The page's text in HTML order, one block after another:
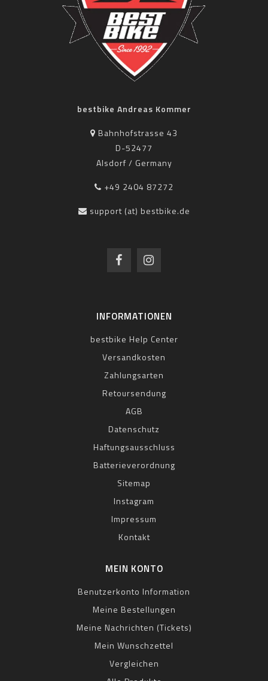
bestbike Andreas Kommer
Bahnhofstrasse 43
D-52477
Alsdorf / Germany
+49 2404 87272
support (at) bestbike.de
INFORMATIONEN
bestbike Help Center
Versandkosten
Zahlungsarten
Retoursendung
AGB
Datenschutz
Haftungsausschluss
Batterieverordnung
Sitemap
Instagram
Impressum
Kontakt
MEIN KONTO
Benutzerkonto Information
Meine Bestellungen
Meine Nachrichten (Tickets)
Mein Wunschzettel
Vergleichen